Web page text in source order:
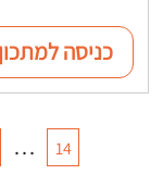
כניסה למתכון
… 14